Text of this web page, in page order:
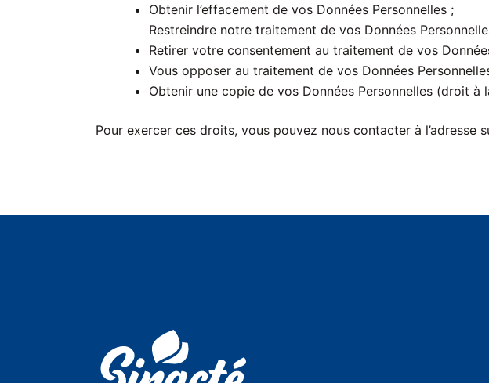
Obtenir l’effacement de vos Données Personnelles ;
Restreindre notre traitement de vos Données
Retirer votre consentement au traitement de vos
Vous opposer au traitement de vos Données
Obtenir une copie de vos Données Personnelles (droit à
Pour exercer ces droits, vous pouvez nous contacter à l’adresse